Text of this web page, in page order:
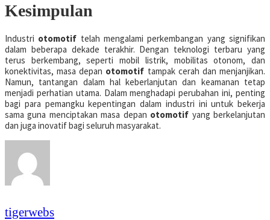
Kesimpulan
Industri otomotif telah mengalami perkembangan yang signifikan
dalam beberapa dekade terakhir. Dengan teknologi terbaru yang
terus berkembang, seperti mobil listrik, mobilitas otonom, dan
konektivitas, masa depan otomotif tampak cerah dan menjanjikan.
Namun, tantangan dalam hal keberlanjutan dan keamanan tetap
menjadi perhatian utama. Dalam menghadapi perubahan ini, penting
bagi para pemangku kepentingan dalam industri ini untuk bekerja
sama guna menciptakan masa depan otomotif yang berkelanjutan
dan juga inovatif bagi seluruh masyarakat.
tigerwebs